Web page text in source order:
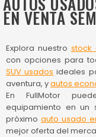
EN VENTA
Explora nuestro stock
con opciones para
SUV usados ideales
aventura, yautos
En FullMotor
equipamiento en un
próximoauto usado
mejor oferta del